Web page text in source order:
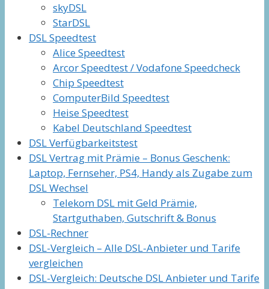
skyDSL
StarDSL
DSL Speedtest
Alice Speedtest
Arcor Speedtest / Vodafone Speedcheck
Chip Speedtest
ComputerBild Speedtest
Heise Speedtest
Kabel Deutschland Speedtest
DSL Verfügbarkeitstest
DSL Vertrag mit Prämie – Bonus Geschenk:
Laptop, Fernseher, PS4, Handy als Zugabe zum
DSL Wechsel
Telekom DSL mit Geld Prämie,
Startguthaben, Gutschrift & Bonus
DSL-Rechner
DSL-Vergleich – Alle DSL-Anbieter und Tarife
vergleichen
DSL-Vergleich: Deutsche DSL Anbieter und Tarife